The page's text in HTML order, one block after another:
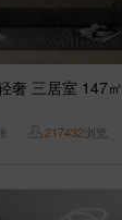
奢 三居室 147㎡
217432浏览